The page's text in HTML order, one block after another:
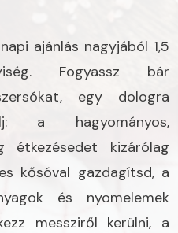
ajánlás nagyjából 1,5
Fogyassz bár
egy dologra
a hagyományos,
étkezésedet kizárólag
kősóval gazdagítsd, a
és nyomelemek
messziről kerülni, a